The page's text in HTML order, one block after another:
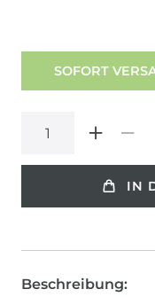
SOFORT
IN
Beschreibung: